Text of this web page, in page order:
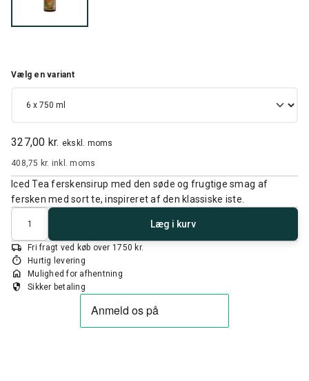
327,00 kr. ekskl. moms
408,75 kr. inkl. moms
Vælg en variant
Iced Tea ferskensirup med den søde og frugtige smag af
fersken med sort te, inspireret af den klassiske iste.
Antal
Læg i kurv
local_shipping Fri fragt ved køb over 1750 kr.
timer Hurtig levering
home Mulighed for afhentning
security Sikker betaling